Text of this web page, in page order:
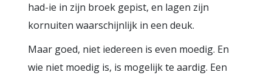
had-ie in zijn broek gepist, en lagen zijn
kornuiten waarschijnlijk in een deuk.
Maar goed, niet iedereen is even moedig. En
wie niet moedig is, is mogelijk te aardig. Een